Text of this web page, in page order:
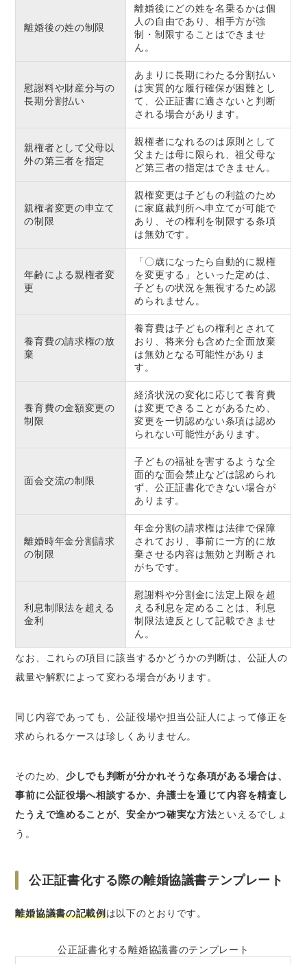
離婚後の姓の制限
離婚後にどの姓を名乗るかは個
人の自由であり、相手方が強
制・制限することはできませ
ん。
慰謝料や財産分与の
長期分割払い
あまりに長期にわたる分割払い
は実質的な履行確保が困難とし
て、公正証書に適さないと判断
される場合があります。
親権者として父母以
外の第三者を指定
親権者になれるのは原則として
父または母に限られ、祖父母な
ど第三者の指定はできません。
親権者変更の申立て
の制限
親権変更は子どもの利益のため
に家庭裁判所へ申立てが可能で
あり、その権利を制限する条項
は無効です。
年齢による親権者変
更
「〇歳になったら自動的に親権
を変更する」といった定めは、
子どもの状況を無視するため認
められません。
養育費の請求権の放
棄
養育費は子どもの権利とされて
おり、将来分も含めた全面放棄
は無効となる可能性がありま
す。
養育費の金額変更の
制限
経済状況の変化に応じて養育費
は変更できることがあるため、
変更を一切認めない条項は認め
られない可能性があります。
面会交流の制限
子どもの福祉を害するような全
面的な面会禁止などは認められ
ず、公正証書化できない場合が
あります。
離婚時年金分割請求
の制限
年金分割の請求権は法律で保障
されており、事前に一方的に放
棄させる内容は無効と判断され
がちです。
利息制限法を超える
金利
慰謝料や分割金に法定上限を超
える利息を定めることは、利息
制限法違反として記載できませ
ん。
なお、これらの項目に該当するかどうかの判断は、公証人の
裁量や解釈によって変わる場合があります。
同じ内容であっても、公証役場や担当公証人によって修正を
求められるケースは珍しくありません。
そのため、 少しでも判断が分かれそうな条項がある場合は、
事前に公証役場へ相談するか、弁護士を通じて内容を精査し
たうえで進めることが、安全かつ確実な方法といえるでしょ
う。
公正証書化する際の離婚協議書テンプレート
離婚協議書の記載例は以下のとおりです。
公正証書化する離婚協議書のテンプレート